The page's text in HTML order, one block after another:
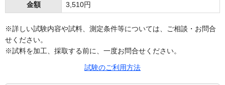
金額 3,510円
※詳しい試験内容や試料、測定条件等については、ご相談・お問合
せください。
※試料を加工、採取する前に、一度お問合せください。
試験のご利用方法